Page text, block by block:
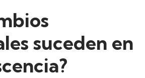
suceden en